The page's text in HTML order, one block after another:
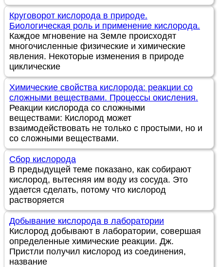
Круговорот кислорода в природе.
Биологическая роль и применение кислорода.
Каждое мгновение на Земле происходят
многочисленные физические и химические
явления. Некоторые изменения в природе
циклические
Химические свойства кислорода: реакции со
сложными веществами. Процессы окисления.
Реакции кислорода со сложными
веществами: Кислород может
взаимодействовать не только с простыми, но и
со сложными веществами.
Сбор кислорода
В предыдущей теме показано, как собирают
кислород, вытесняя им воду из сосуда. Это
удается сделать, потому что кислород
растворяется
Добывание кислорода в лаборатории
Кислород добывают в лаборатории, совершая
определенные химические реакции. Дж.
Пристли получил кислород из соединения,
название